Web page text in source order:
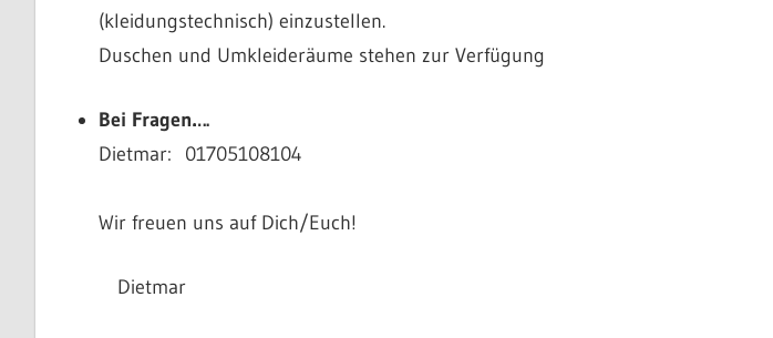
(kleidungstechnisch) einzustellen.
Duschen und Umkleideräume stehen zur Verfügung
Bei Fragen….
Dietmar: 01705108104
Wir freuen uns auf Dich/Euch!
Dietmar